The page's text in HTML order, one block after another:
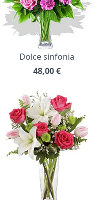
Dolce sinfonia
48,00€